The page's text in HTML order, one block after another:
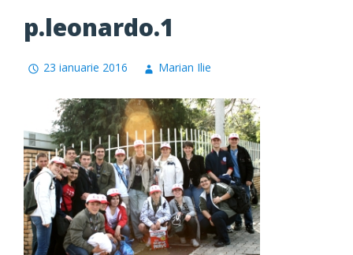
p.leonardo.1
23 ianuarie 2016 Marian Ilie